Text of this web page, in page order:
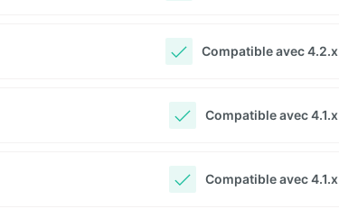
Compatible avec 4.2.x
Compatible avec 4.1.x
Compatible avec 4.1.x